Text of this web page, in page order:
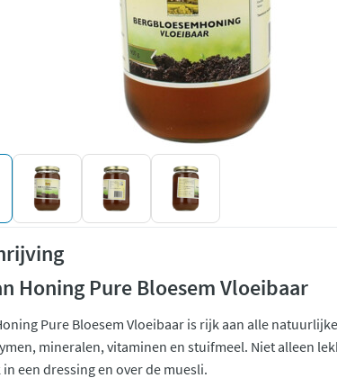
Honing Pure Bloesem Vloeibaar
Pure Bloesem Vloeibaar is rijk aan alle
mineralen, vitaminen en stuifmeel. Niet alleen
een dressing en over de muesli.